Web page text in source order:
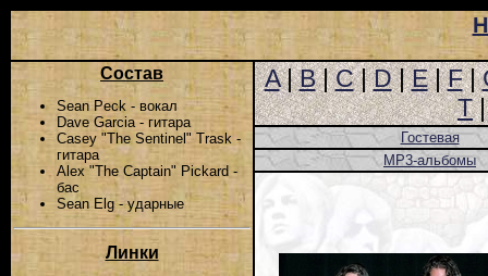
Состав
Sean Peck - вокал
Dave Garcia - гитара
Casey "The Sentinel" Trask -
гитара
Alex "The Captain" Pickard -
бас
Sean Elg - ударные
Линки
A|B|C|D|E|F|
T
Гостевая
MP3-альбомы